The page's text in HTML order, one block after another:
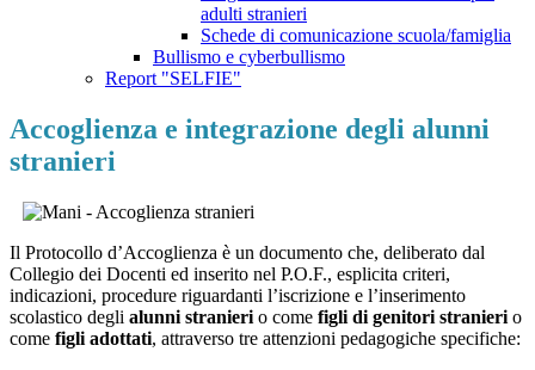
adulti stranieri
Schede di comunicazione scuola/famiglia
Bullismo e cyberbullismo
Report "SELFIE"
Accoglienza e integrazione degli alunni
stranieri
Il Protocollo d’Accoglienza è un documento che, deliberato dal
Collegio dei Docenti ed inserito nel P.O.F., esplicita criteri,
indicazioni, procedure riguardanti l’iscrizione e l’inserimento
scolastico degli alunni stranieri o come figli di genitori stranieri o
come figli adottati, attraverso tre attenzioni pedagogiche specifiche: